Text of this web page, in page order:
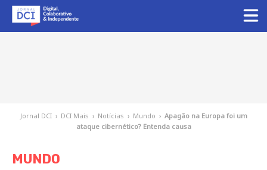
Jornal DCI › DCI Mais › Notícias › Mundo › Apagão na Europa foi um
ataque cibernético? Entenda causa
MUNDO